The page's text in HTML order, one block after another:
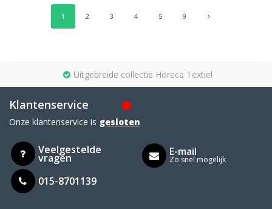
1 2 3 4 5 9
Uitgebreide collectie Horeca Textiel
Klantenservice
Onze klantenservice is gesloten
Veelgestelde
vragen
015-8701139
E-mail
Zo snel mogelijk